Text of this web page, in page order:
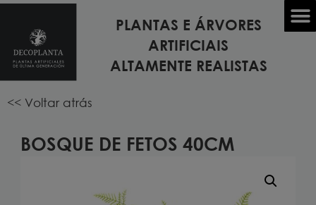
PLANTAS E ÁRVORES
ARTIFICIAIS
ALTAMENTE REALISTAS
Início/PLANTAS ARTIFICIAIS /MINI
DECORAÇÃO
/ BOSQUE DE FETOS 40cm
<< Voltar atrás
BOSQUE DE FETOS 40CM